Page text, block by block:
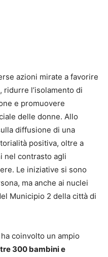
azioni mirate a favorire
ridurre l’isolamento di
e promuovere
delle donne. Allo
diffusione di una
positiva, oltre a
nel contrasto agli
Le iniziative si sono
ma anche ai nuclei
Municipio 2 della città di
coinvolto un ampio
300 bambini e